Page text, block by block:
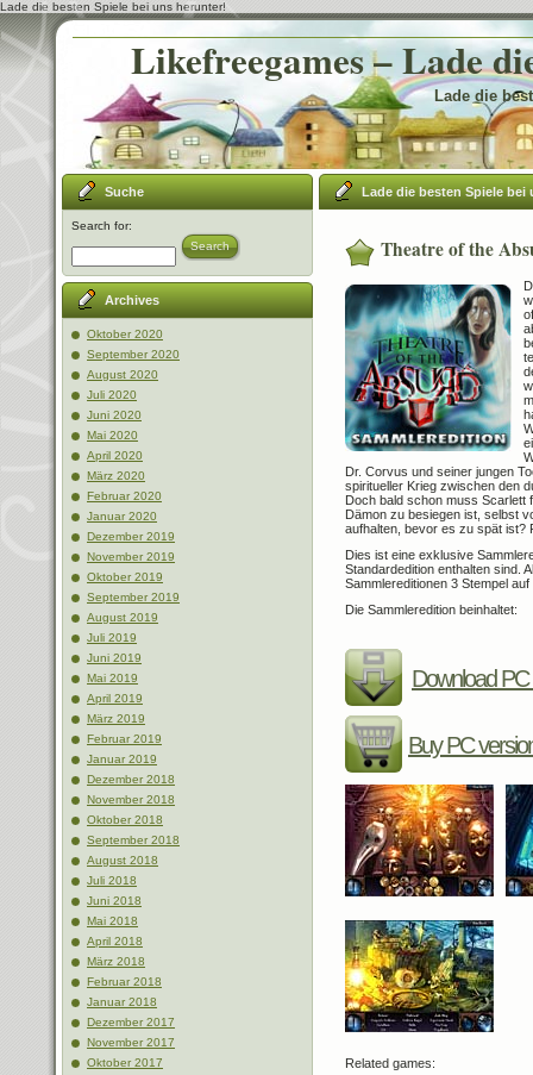
Lade die besten Spiele bei uns herunter!
Likefreegames – Lade
Lade die
Suche
Search for:
Search
Archives
Oktober 2020
September 2020
August 2020
Juli 2020
Juni 2020
Mai 2020
April 2020
März 2020
Februar 2020
Januar 2020
Dezember 2019
November 2019
Oktober 2019
September 2019
August 2019
Juli 2019
Juni 2019
Mai 2019
April 2019
März 2019
Februar 2019
Januar 2019
Dezember 2018
November 2018
Oktober 2018
September 2018
August 2018
Juli 2018
Juni 2018
Mai 2018
April 2018
März 2018
Februar 2018
Januar 2018
Dezember 2017
November 2017
Oktober 2017
Lade die besten Spiele bei
Theatre of the
Dr. Corvus und seiner jungen
spiritueller Krieg zwischen den
Doch bald schon muss Scarlett
Dämon zu besiegen ist, selbst
aufhalten, bevor es zu spät ist?
Dies ist eine exklusive
Standardedition enthalten sind.
Sammlereditionen 3 Stempel
Die Sammleredition beinhaltet:
Download PC
Buy PC
Related games: